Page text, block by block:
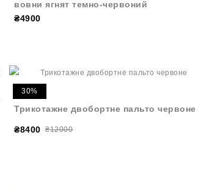
вовни ягнят темно-червоний
₴4900
30%
Трикотажне двобортне пальто червоне
₴8400 ₴12000